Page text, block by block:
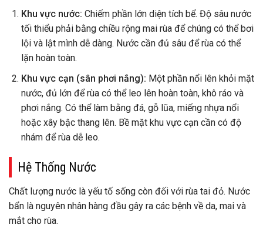
Khu vực nước: Chiếm phần lớn diện tích bể. Độ sâu nước
tối thiểu phải bằng chiều rộng mai rùa để chúng có thể bơi
lội và lật mình dễ dàng. Nước cần đủ sâu để rùa có thể
lặn hoàn toàn.
Khu vực cạn (sân phơi nắng): Một phần nổi lên khỏi mặt
nước, đủ lớn để rùa có thể leo lên hoàn toàn, khô ráo và
phơi nắng. Có thể làm bằng đá, gỗ lũa, miếng nhựa nổi
hoặc xây bậc thang lên. Bề mặt khu vực cạn cần có độ
nhám để rùa dễ leo.
Hệ Thống Nước
Chất lượng nước là yếu tố sống còn đối với rùa tai đỏ. Nước
bẩn là nguyên nhân hàng đầu gây ra các bệnh về da, mai và
mắt cho rùa.